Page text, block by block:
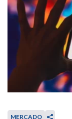
MERCADO